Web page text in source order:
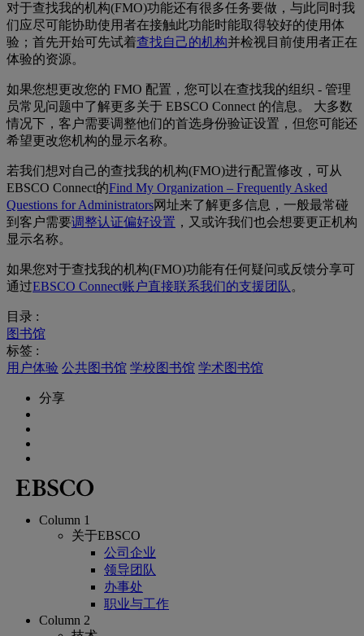
对于查找我的机构(FMO)功能还有很多任务要做，与此同时我
们应尽可能协助使用者在接触此功能时能取得较好的使用体
验；首先开始可先试着查找自己的机构并检视目前使用者正在
体验的资源。
如果您想更改您的 FMO 配置，您可以在查找我的组织 - 管理
员常见问题中了解更多关于 EBSCO Connect 的信息。 大多数
情况下，客户需要调整他们的首选身份验证设置，但您可能还
希望更改您机构的显示名称。
若我们想对自己的查找我的机构(FMO)进行配置修改，可从
EBSCO Connect的Find My Organization – Frequently Asked
Questions for Administrators网址来了解更多信息，一般最常碰
到客户需要调整认证偏好设置 ，又或许我们也会想要更正机构
显示名称。
如果您对于查找我的机构(FMO)功能有任何疑问或反馈分享可
通过EBSCO Connect账户直接联系我们的支援团队 。
目录 :
图书馆
标签 :
用户体验 公共图书馆 学校图书馆 学术图书馆
分享
Column 1
关于EBSCO
公司企业
领导团队
办事处
职业与工作
Column 2